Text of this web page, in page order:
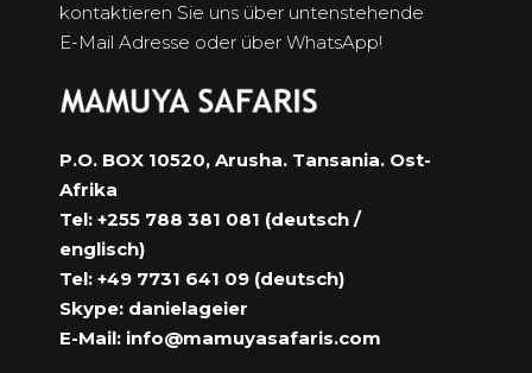
kontaktieren Sie uns über untenstehende
E-Mail Adresse oder über WhatsApp!
P.O. BOX 10520, Arusha. Tansania. Ost-
Afrika
Tel: +255 788 381 081 (deutsch /
englisch)
Tel: +49 7731 641 09 (deutsch)
Skype: danielageier
E-Mail: info@mamuyasafaris.com